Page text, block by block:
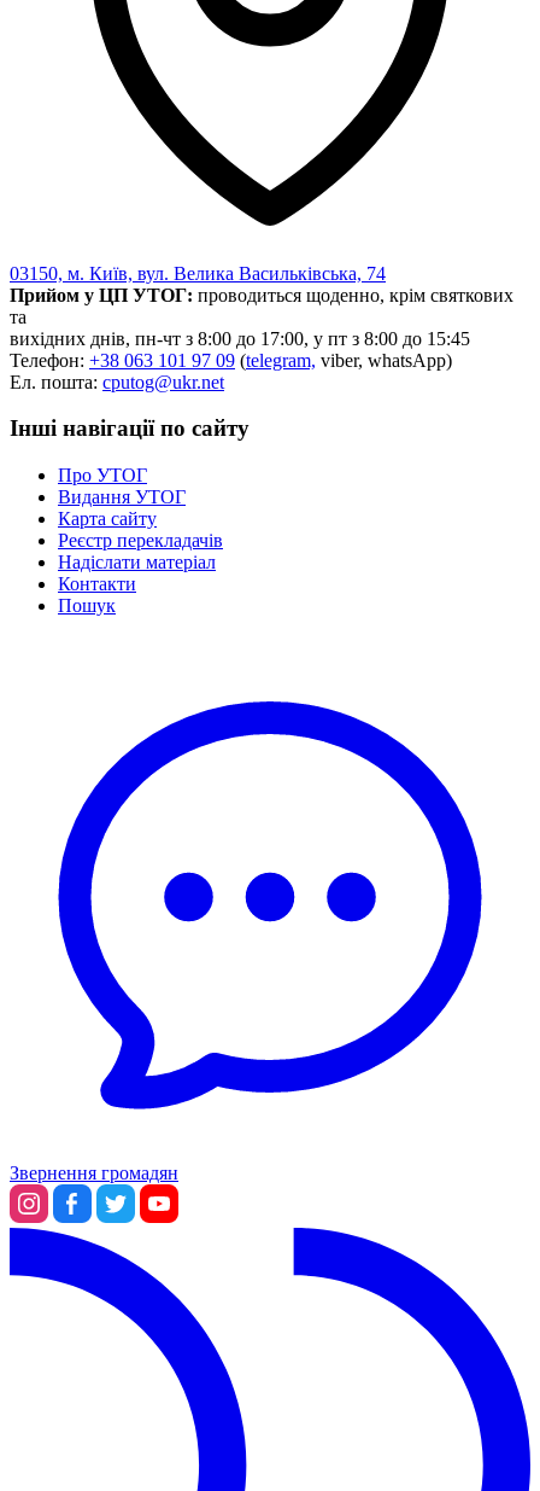
03150, м. Київ, вул. Велика Васильківська, 74
Прийом у ЦП УТОГ: проводиться щоденно, крім святкових
та
вихідних днів, пн-чт з 8:00 до 17:00, у пт з 8:00 до 15:45
Телефон: +38 063 101 97 09 (telegram, viber, whatsApp)
Ел. пошта: cputog@ukr.net
Інші навігації по сайту
Про УТОГ
Видання УТОГ
Карта сайту
Реєстр перекладачів
Надіслати матеріал
Контакти
Пошук
Звернення громадян